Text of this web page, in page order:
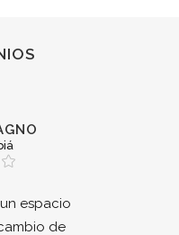
espacio
de